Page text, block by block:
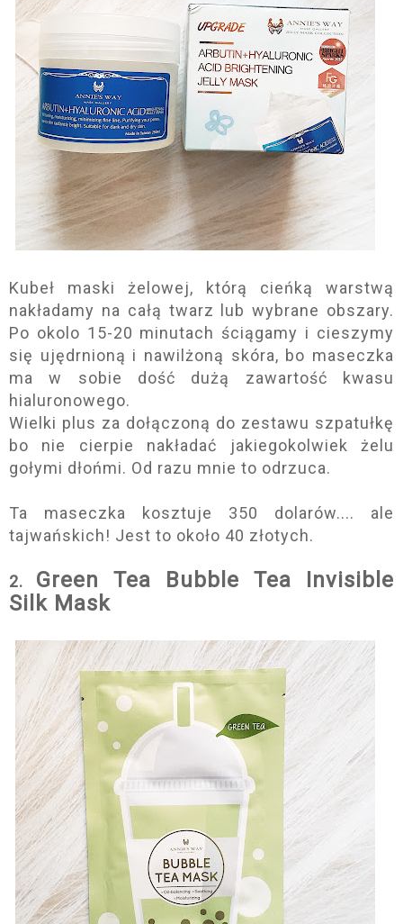
Kubeł maski żelowej, którą cieńką warstwą
nakładamy na całą twarz lub wybrane obszary.
Po okolo 15-20 minutach ściągamy i cieszymy
się ujędrnioną i nawilżoną skóra, bo maseczka
ma w sobie dość dużą zawartość kwasu
hialuronowego.
Wielki plus za dołączoną do zestawu szpatułkę
bo nie cierpie nakładać jakiegokolwiek żelu
gołymi dłońmi. Od razu mnie to odrzuca.
Ta maseczka kosztuje 350 dolarów.... ale
tajwańskich! Jest to około 40 złotych.
2. Green Tea Bubble Tea Invisible
Silk Mask